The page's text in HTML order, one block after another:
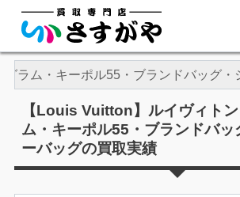
ラム・キーポル55・ブランドバッグ・
【Louis Vuitton】ルイヴィト
ム・キーポル55・ブランドバッ
ーバッグの買取実績